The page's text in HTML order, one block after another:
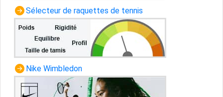
Sélecteur de raquettes de tennis
Nike Wimbledon